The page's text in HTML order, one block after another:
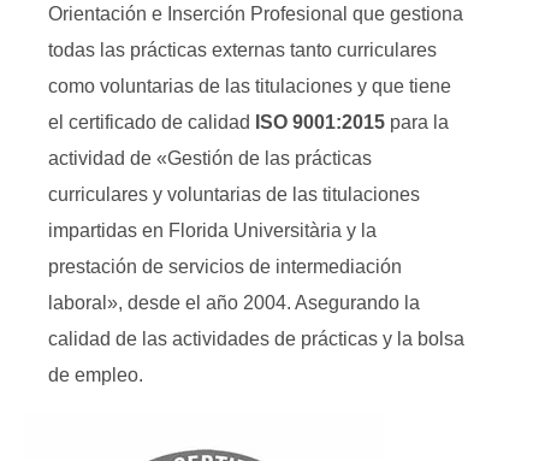
Orientación e Inserción Profesional que gestiona
todas las prácticas externas tanto curriculares
como voluntarias de las titulaciones y que tiene
el certificado de calidad ISO 9001:2015 para la
actividad de «Gestión de las prácticas
curriculares y voluntarias de las titulaciones
impartidas en Florida Universitària y la
prestación de servicios de intermediación
laboral», desde el año 2004. Asegurando la
calidad de las actividades de prácticas y la bolsa
de empleo.